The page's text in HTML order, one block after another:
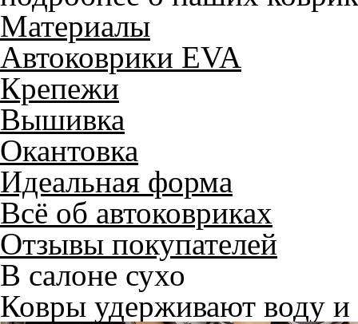
Материалы
Автоковрики EVA
Крепежи
Вышивка
Окантовка
Идеальная форма
Всё об автоковриках
Отзывы покупателей
В салоне сухо
Ковры удерживают воду и